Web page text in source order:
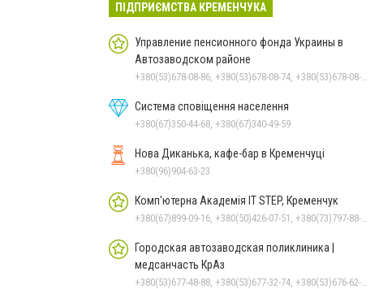
ПІДПРИЄМСТВА КРЕМЕНЧУКА
Управление пенсионного фонда Украины в
Автозаводском районе
+380(53)678-08-86, +380(53)678-08-74, +380(53)678-08-83, +380(53)678-08-41, +380(53)678-09-05
Система сповіщення населення
+380(67)350-44-68, +380(67)340-49-59
Нова Диканька, кафе-бар в Кременчуці
+380(96)904-63-23
Комп'ютерна Академія IT STEP, Кременчук
+380(67)899-09-16, +380(50)426-07-51, +380(73)797-88-17
Городская автозаводская поликлиника |
медсанчасть КрАз
+380(53)677-48-88, +380(53)677-32-74, +380(53)676-62-99, +380536766187